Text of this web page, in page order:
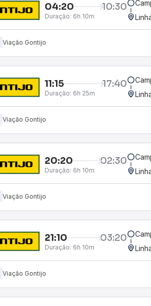
04:20 10:30
Duração: 6h 10m
Viação Gontijo
11:15 17:40
Duração: 6h 25m
Viação Gontijo
20:20 02:30
Duração: 6h 10m
Viação Gontijo
21:10 03:20
Duração: 6h 10m
Viação Gontijo